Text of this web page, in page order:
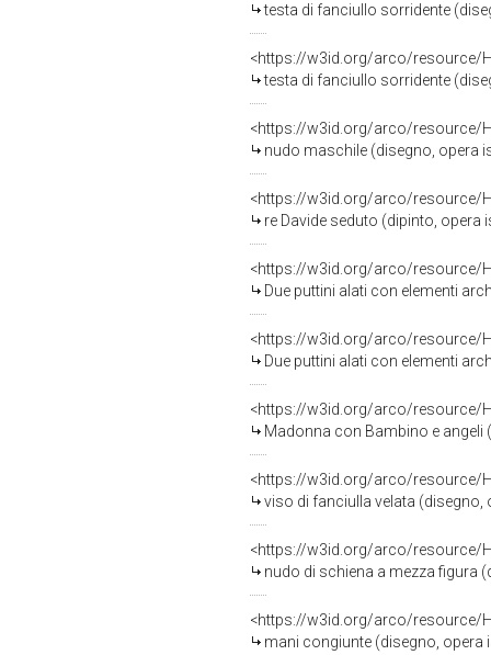
testa di fanciullo sorridente
<https://w3id.org/arco/resource/
testa di fanciullo sorridente
<https://w3id.org/arco/resource/
nudo maschile (disegno, opera
<https://w3id.org/arco/resource/
re Davide seduto (dipinto, opera
<https://w3id.org/arco/resource/
Due puttini alati con elementi
<https://w3id.org/arco/resource/
Due puttini alati con elementi
<https://w3id.org/arco/resource/
Madonna con Bambino e angeli
<https://w3id.org/arco/resource/
viso di fanciulla velata (disegno,
<https://w3id.org/arco/resource/
nudo di schiena a mezza figura
<https://w3id.org/arco/resource/
mani congiunte (disegno, opera